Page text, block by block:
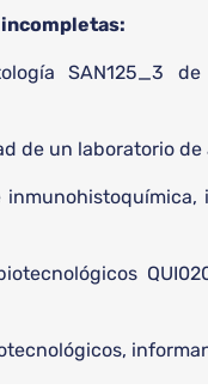
SAN125_3
de un laboratorio